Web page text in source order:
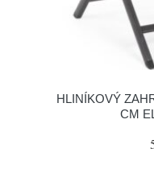
HLINÍKOVÝ
CM